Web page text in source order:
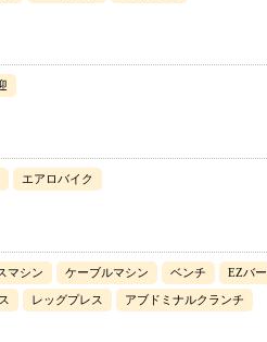
エアロバイク
マシン ケーブルマシン ベンチ EZバー
レッグプレス アブドミナルクランチ